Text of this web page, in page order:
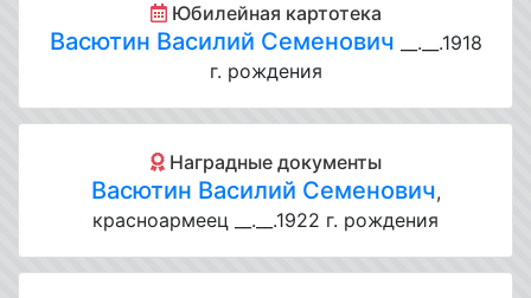
Юбилейная картотека
Васютин Василий Семенович __.__.1918
г. рождения
Наградные документы
Васютин Василий Семенович,
красноармеец __.__.1922 г. рождения